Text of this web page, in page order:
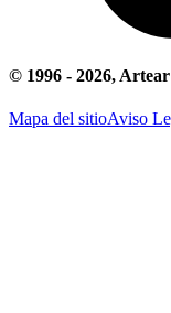
© 1996 - 2026, Artear
Mapa del sitioAviso